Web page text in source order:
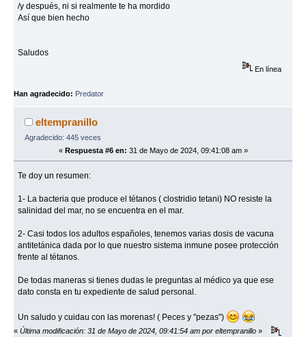
/y después, ni si realmente te ha mordido
Así que bien hecho
Saludos
En línea
Han agradecido: Predator
eltempranillo
Agradecido: 445 veces
« Respuesta #6 en: 31 de Mayo de 2024, 09:41:08 am »
Te doy un resumen:
1- La bacteria que produce el tétanos ( clostridio tetani) NO resiste la
salinidad del mar, no se encuentra en el mar.
2- Casi todos los adultos españoles, tenemos varias dosis de vacuna
antitetánica dada por lo que nuestro sistema inmune posee protección
frente al tétanos.
De todas maneras si tienes dudas le preguntas al médico ya que ese
dato consta en tu expediente de salud personal.
Un saludo y cuidau con las morenas! ( Peces y "pezas")
« Última modificación: 31 de Mayo de 2024, 09:41:54 am por eltempranillo »